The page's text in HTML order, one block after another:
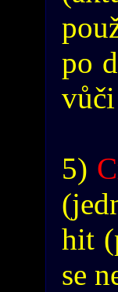
po
5)
hit
se